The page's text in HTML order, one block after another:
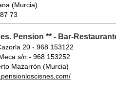
(Murcia)
73
Pension ** - Bar-
20 - 968 153122
s/n - 968 153252
Mazarrón (Murcia)